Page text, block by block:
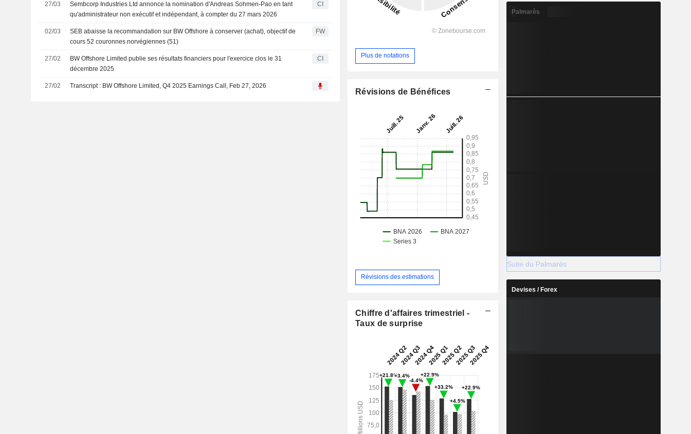
27/03
Sembcorp Industries Ltd annonce la nomination d'Andreas Sohmen-Pao en tant
qu'administrateur non exécutif et indépendant, à compter du 27 mars 2026
CI
02/03
SEB abaisse la recommandation sur BW Offshore à conserver (achat), objectif de
cours 52 couronnes norvégiennes (51)
FW
27/02
BW Offshore Limited publie ses résultats financiers pour l'exercice clos le 31
décembre 2025
CI
27/02 Transcript : BW Offshore Limited, Q4 2025 Earnings Call, Feb 27, 2026
Plus de notations
Révisions de Bénéfices
Révisions des estimations
Chiffre d'affaires trimestriel -
Taux de surprise
Palmarès
Suite du Palmarès
Devises / Forex